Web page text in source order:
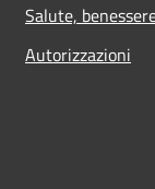
Salute,
Autorizzazioni